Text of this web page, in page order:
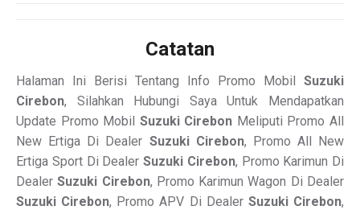
Catatan
Halaman Ini Berisi Tentang Info Promo Mobil Suzuki
Cirebon, Silahkan Hubungi Saya Untuk Mendapatkan
Update Promo Mobil Suzuki Cirebon Meliputi Promo All
New Ertiga Di Dealer Suzuki Cirebon, Promo All New
Ertiga Sport Di Dealer Suzuki Cirebon, Promo Karimun Di
DealerSuzuki Cirebon, Promo Karimun Wagon Di Dealer
Suzuki Cirebon, Promo APV Di Dealer Suzuki Cirebon,